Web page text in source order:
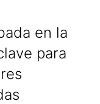
en la
para